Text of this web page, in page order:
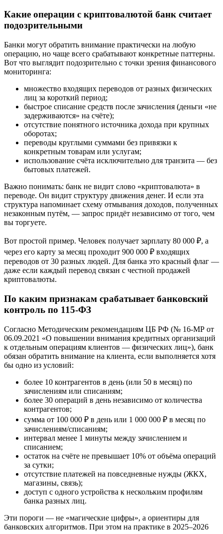
Какие операции с криптовалютой банк считает
подозрительными
Банки могут обратить внимание практически на любую
операцию, но чаще всего срабатывают конкретные паттерны.
Вот что выглядит подозрительно с точки зрения финансового
мониторинга:
множество входящих переводов от разных физических
лиц за короткий период;
быстрое списание средств после зачисления (деньги «не
задерживаются» на счёте);
отсутствие понятного источника дохода при крупных
оборотах;
переводы круглыми суммами без привязки к
конкретным товарам или услугам;
использование счёта исключительно для транзита — без
бытовых платежей.
Важно понимать: банк не видит слово «криптовалюта» в
переводе. Он видит структуру движения денег. И если эта
структура напоминает схему отмывания доходов, полученных
незаконным путём, — запрос придёт независимо от того, чем
вы торгуете.
Вот простой пример. Человек получает зарплату 80 000 ₽, а
через его карту за месяц проходит 900 000 ₽ входящих
переводов от 30 разных людей. Для банка это красный флаг —
даже если каждый перевод связан с честной продажей
криптовалюты.
По каким признакам срабатывает банковский
контроль по 115-ФЗ
Согласно Методическим рекомендациям ЦБ РФ (№ 16-МР от
06.09.2021 «О повышении внимания кредитных организаций
к отдельным операциям клиентов — физических лиц»), банк
обязан обратить внимание на клиента, если выполняется хотя
бы одно из условий:
более 10 контрагентов в день (или 50 в месяц) по
зачислениям или списаниям;
более 30 операций в день независимо от количества
контрагентов;
сумма от 100 000 ₽ в день или 1 000 000 ₽ в месяц по
зачислениям/списаниям;
интервал менее 1 минуты между зачислением и
списанием;
остаток на счёте не превышает 10% от объёма операций
за сутки;
отсутствие платежей на повседневные нужды (ЖКХ,
магазины, связь);
доступ с одного устройства к нескольким профилям
банка разных лиц.
Эти пороги — не «магические цифры», а ориентиры для
банковских алгоритмов. При этом на практике в 2025–2026